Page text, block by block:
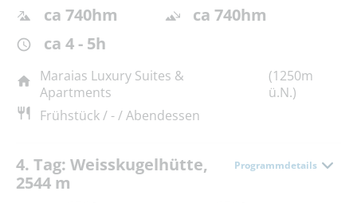
ca 740hm
ca 740hm
ca 4 - 5h
Maraias Luxury Suites &
Apartments
(1250m
ü.N.)
Frühstück / - / Abendessen
4. Tag: Weisskugelhütte,
2544 m
Programmdetails